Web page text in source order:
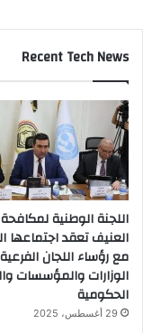
Recent Tech News
اللجنة الوطنية
العنيف تعقد اجتماعها
مع رؤساء اللجان
الوزارات والمؤسسات
الحكومية
29 أغسطس، 2025